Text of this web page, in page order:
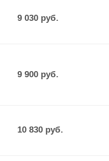
9 030руб.
9 900руб.
10 830руб.